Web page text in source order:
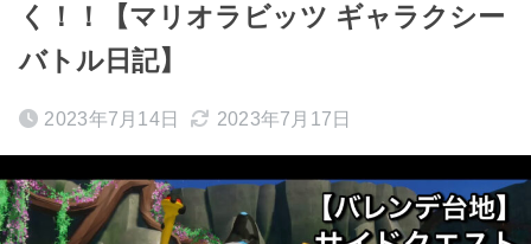
く！！【マリオラビッツ ギャラクシー
バトル日記】
2023年7月14日 2023年7月17日